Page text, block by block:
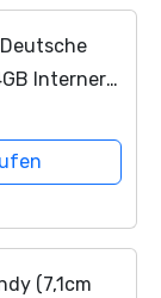
Interner
(7,1cm